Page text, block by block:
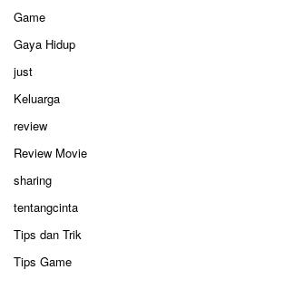
Game
Gaya Hidup
just
Keluarga
review
Review Movie
sharing
tentangcinta
Tips dan Trik
Tips Game